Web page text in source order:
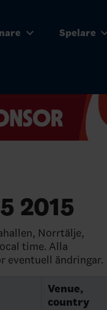
Spelare
2015
Norrtälje,
time. Alla
eventuell ändringar.
Venue,
country